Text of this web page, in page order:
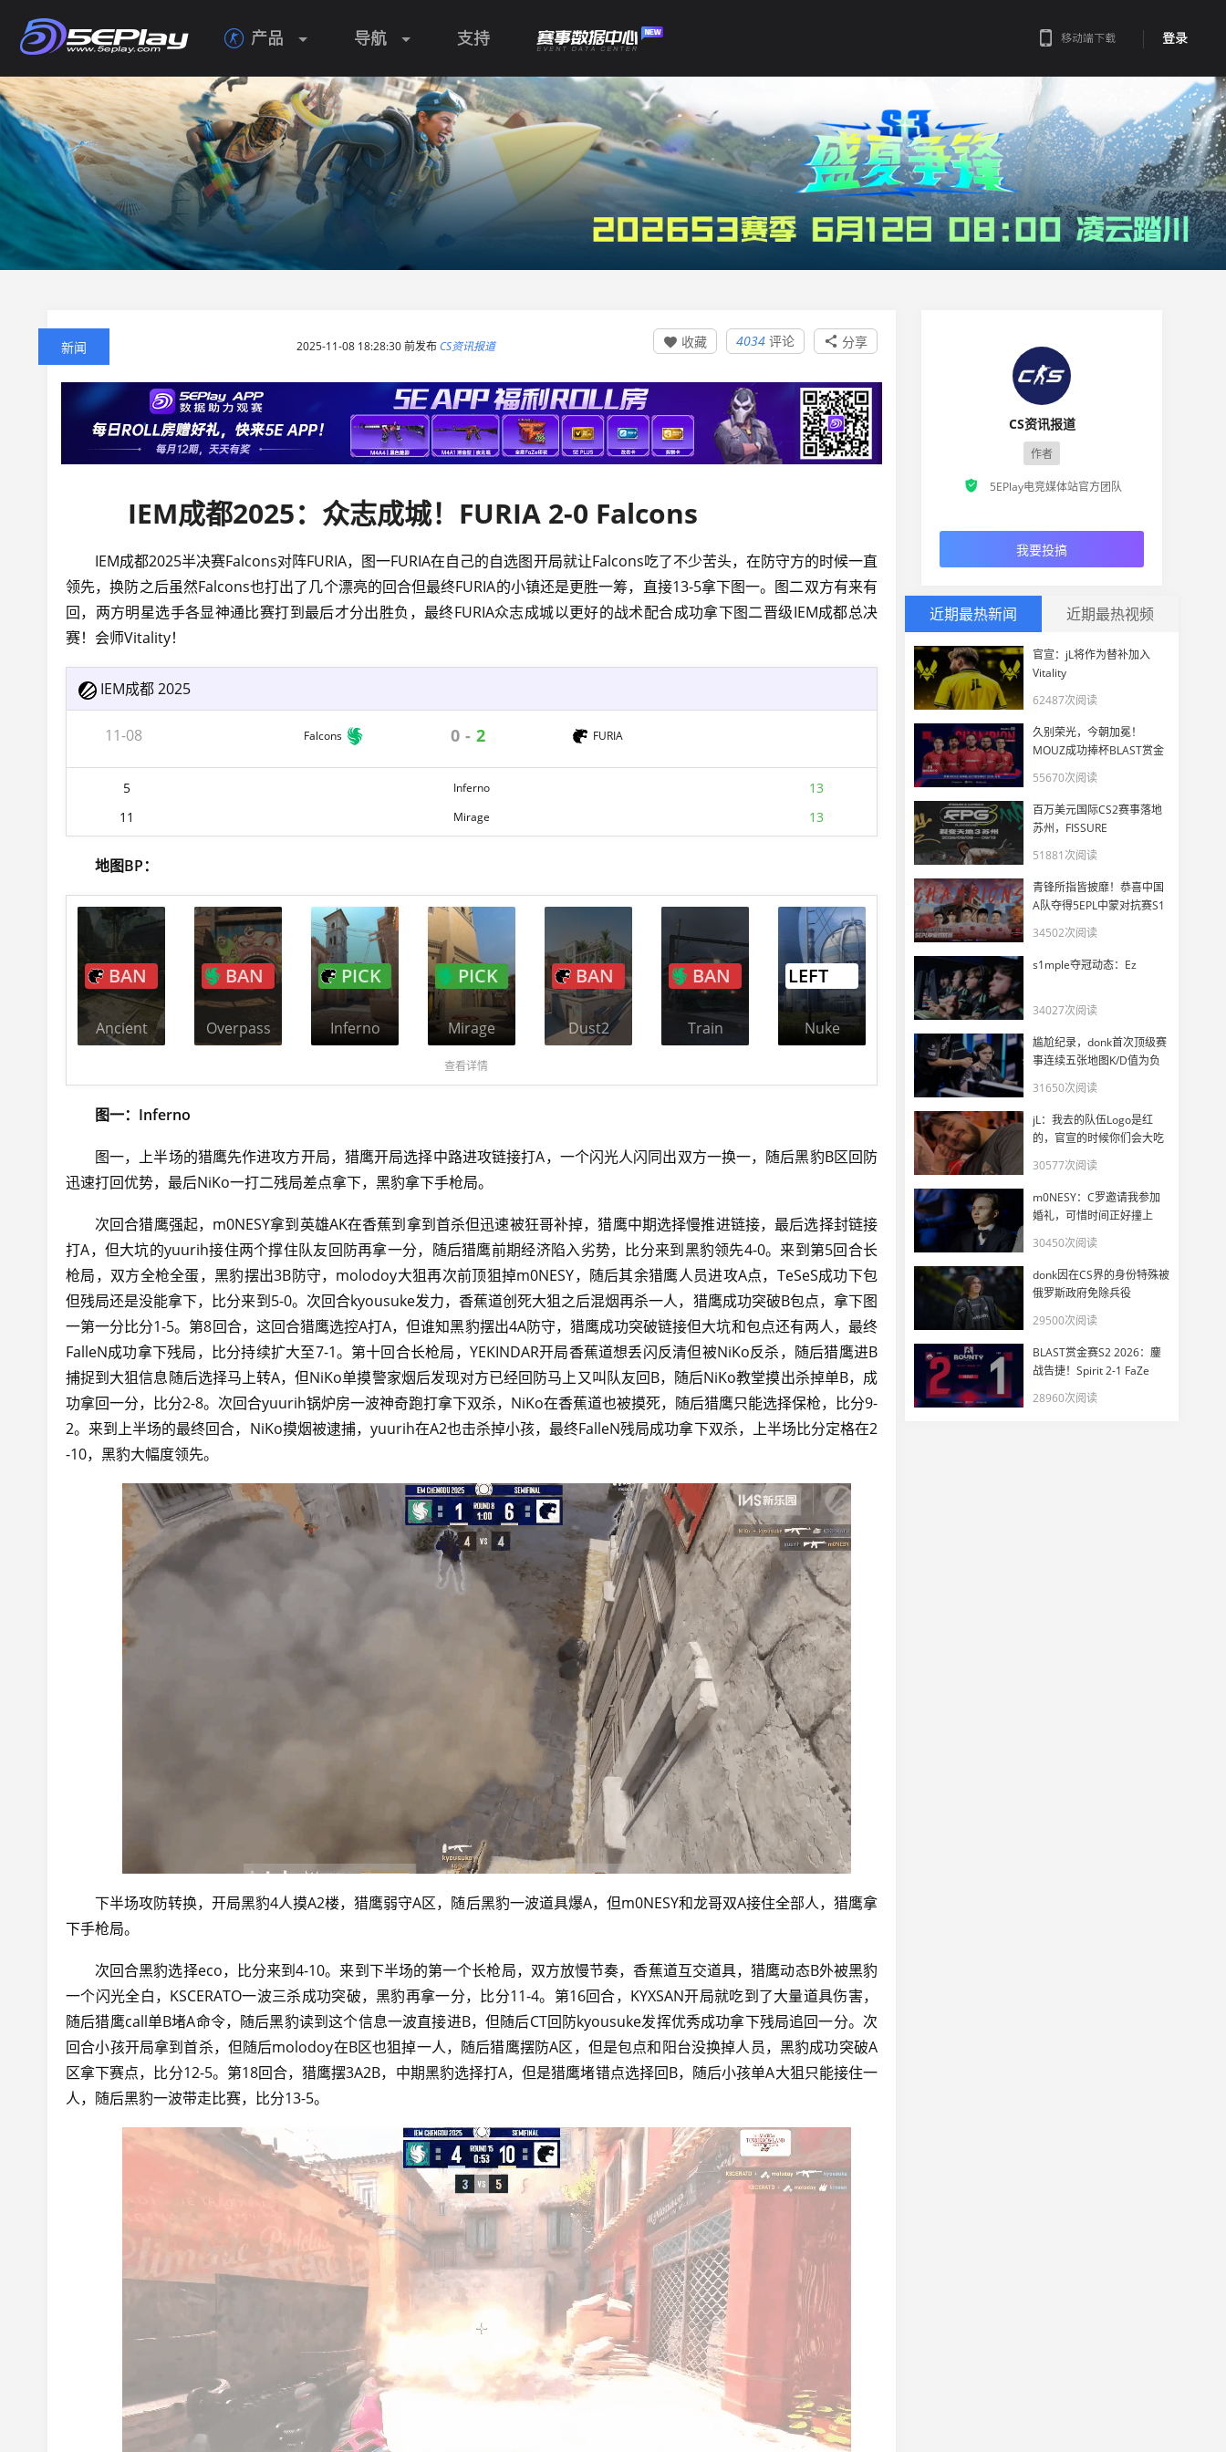
 产品 导航 支持 登录
移动端下载
新闻 2025-11-08 18:28:30 前发布 CS资讯报道  分享
4034 评论
 收藏
IEM成都2025：众志成城！FURIA 2-0 Falcons
IEM成都2025半决赛Falcons对阵FURIA，图一FURIA在自己的自选图开局就让Falcons吃了不少苦头，在防守方的时候一直
领先，换防之后虽然Falcons也打出了几个漂亮的回合但最终FURIA的小镇还是更胜一筹，直接13-5拿下图一。图二双方有来有
回，两方明星选手各显神通比赛打到最后才分出胜负，最终FURIA众志成城以更好的战术配合成功拿下图二晋级IEM成都总决
赛！会师Vitality！
IEM成都 2025
11-08 Falcons 0 - 2 FURIA
5 Inferno
13
11
Mirage 13
地图BP：
BAN
Ancient
BAN
Overpass
PICK
Inferno
PICK
Mirage
BAN
Dust2
BAN
Train
LEFT
Nuke
查看详情
图一：Inferno
图一，上半场的猎鹰先作进攻方开局，猎鹰开局选择中路进攻链接打A，一个闪光人闪同出双方一换一，随后黑豹B区回防
迅速打回优势，最后NiKo一打二残局差点拿下，黑豹拿下手枪局。
次回合猎鹰强起，m0NESY拿到英雄AK在香蕉到拿到首杀但迅速被狂哥补掉，猎鹰中期选择慢推进链接，最后选择封链接
打A，但大坑的yuurih接住两个撑住队友回防再拿一分，随后猎鹰前期经济陷入劣势，比分来到黑豹领先4-0。来到第5回合长
枪局，双方全枪全蛋，黑豹摆出3B防守，molodoy大狙再次前顶狙掉m0NESY，随后其余猎鹰人员进攻A点，TeSeS成功下包
但残局还是没能拿下，比分来到5-0。次回合kyousuke发力，香蕉道创死大狙之后混烟再杀一人，猎鹰成功突破B包点，拿下图
一第一分比分1-5。第8回合，这回合猎鹰选控A打A，但谁知黑豹摆出4A防守，猎鹰成功突破链接但大坑和包点还有两人，最终
FalleN成功拿下残局，比分持续扩大至7-1。第十回合长枪局，YEKINDAR开局香蕉道想丢闪反清但被NiKo反杀，随后猎鹰进B
捕捉到大狙信息随后选择马上转A，但NiKo单摸警家烟后发现对方已经回防马上又叫队友回B，随后NiKo教堂摸出杀掉单B，成
功拿回一分，比分2-8。次回合yuurih锅炉房一波神奇跑打拿下双杀，NiKo在香蕉道也被摸死，随后猎鹰只能选择保枪，比分9-
2。来到上半场的最终回合，NiKo摸烟被逮捕，yuurih在A2也击杀掉小孩，最终FalleN残局成功拿下双杀，上半场比分定格在2
-10，黑豹大幅度领先。
下半场攻防转换，开局黑豹4人摸A2楼，猎鹰弱守A区，随后黑豹一波道具爆A，但m0NESY和龙哥双A接住全部人，猎鹰拿
下手枪局。
次回合黑豹选择eco，比分来到4-10。来到下半场的第一个长枪局，双方放慢节奏，香蕉道互交道具，猎鹰动态B外被黑豹
一个闪光全白，KSCERATO一波三杀成功突破，黑豹再拿一分，比分11-4。第16回合，KYXSAN开局就吃到了大量道具伤害，
随后猎鹰call单B堵A命令，随后黑豹读到这个信息一波直接进B，但随后CT回防kyousuke发挥优秀成功拿下残局追回一分。次
回合小孩开局拿到首杀，但随后molodoy在B区也狙掉一人，随后猎鹰摆防A区，但是包点和阳台没换掉人员，黑豹成功突破A
区拿下赛点，比分12-5。第18回合，猎鹰摆3A2B，中期黑豹选择打A，但是猎鹰堵错点选择回B，随后小孩单A大狙只能接住一
人，随后黑豹一波带走比赛，比分13-5。
CS资讯报道
作者
 5EPlay电竞媒体站官方团队
我要投搞
近期最热新闻 近期最热视频
官宣：jL将作为替补加入
Vitality
62487次阅读
久别荣光，今朝加冕！
MOUZ成功捧杯BLAST赏金
赛S2 2026
55670次阅读
百万美元国际CS2赛事落地
苏州，FISSURE
PLAYGROUND 3正式官宣
51881次阅读
青锋所指皆披靡！恭喜中国
A队夺得5EPL中蒙对抗赛S1
34502次阅读
s1mple夺冠动态：Ez
34027次阅读
尴尬纪录，donk首次顶级赛
事连续五张地图K/D值为负
31650次阅读
jL：我去的队伍Logo是红
的，官宣的时候你们会大吃
30577次阅读
m0NESY：C罗邀请我参加
婚礼，可惜时间正好撞上
30450次阅读
donk因在CS界的身份特殊被
俄罗斯政府免除兵役
29500次阅读
BLAST赏金赛S2 2026：鏖
战告捷！Spirit 2-1 FaZe
28960次阅读